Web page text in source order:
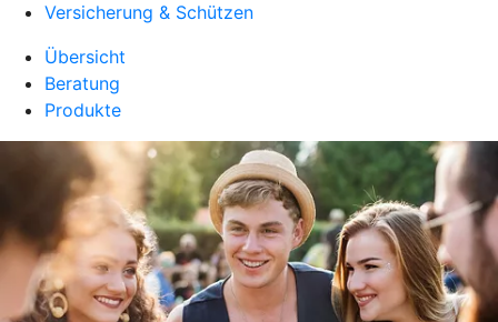
Versicherung & Schützen
Übersicht
Beratung
Produkte